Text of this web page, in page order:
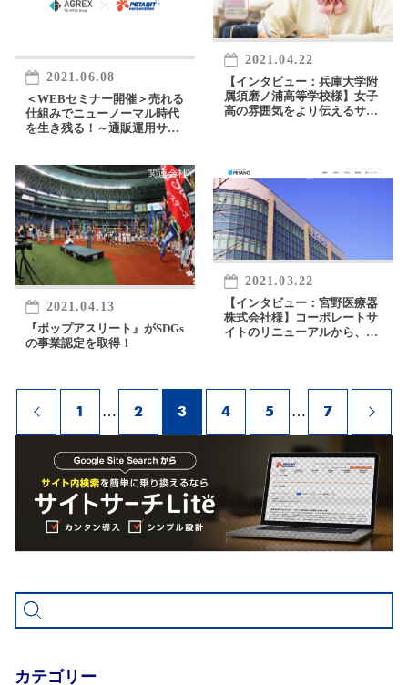
2021.06.08
＜WEBセミナー開催＞売れる
仕組みでニューノーマル時代
を生き残る！～通販運用サー
2021.04.22
【インタビュー：兵庫大学附
属須磨ノ浦高等学校様】女子
高の雰囲気をより伝えるサイ
関連会社
2021.04.13
『ポップアスリート』がSDGs
の事業認定を取得！
お客様の声／取材
2021.03.22
【インタビュー：宮野医療器
株式会社様】コーポレートサ
イトのリニューアルから、幅
1 … 2 3 4 5 … 7
カテゴリー